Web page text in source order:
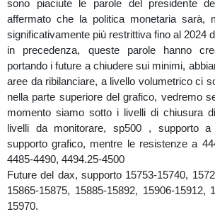
sono piaciute le parole del presidente
affermato che la politica monetaria sarà,
significativamente più restrittiva fino al 2024
in precedenza, queste parole hanno
portando i future a chiudere sui minimi,
aree da ribilanciare, a livello volumetrico ci
nella parte superiore del grafico, vedremo
momento siamo sotto i livelli di chiusura
livelli da monitorare, sp500 , supporto a 4413.75-4410, solo
supporto grafico, mentre le resistenze a 4447-4450, 4477-4480,
4485-4490, 4494.25-4500
Future del dax, supporto 15753-15740,
15865-15875, 15885-15892, 15906-15912,
15970.